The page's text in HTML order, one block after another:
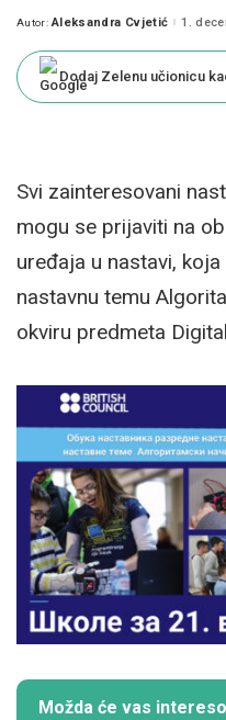
Posted
Autor: Aleksandra Cvjetić 1.
Dodaj Zelenu učionicu
Svi zainteresovani
mogu se prijaviti na
uređaja u nastavi,
nastavnu temu
okviru predmeta
Možda će vas